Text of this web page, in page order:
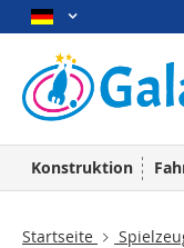
Konstruktion
Startseite